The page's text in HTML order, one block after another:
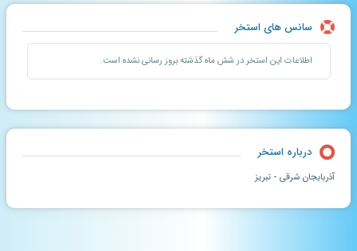
سانس های استخر
اطلاعات این استخر در شش ماه گذشته بروز رسانی نشده است.
درباره استخر
آذربایجان شرقی - تبریز